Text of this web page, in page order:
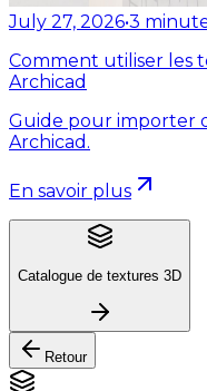
July 27, 2026•3
Comment utiliser les
Archicad
Guide pour importer
Archicad.
En savoir plus
Catalogue de textures 3D
Retour